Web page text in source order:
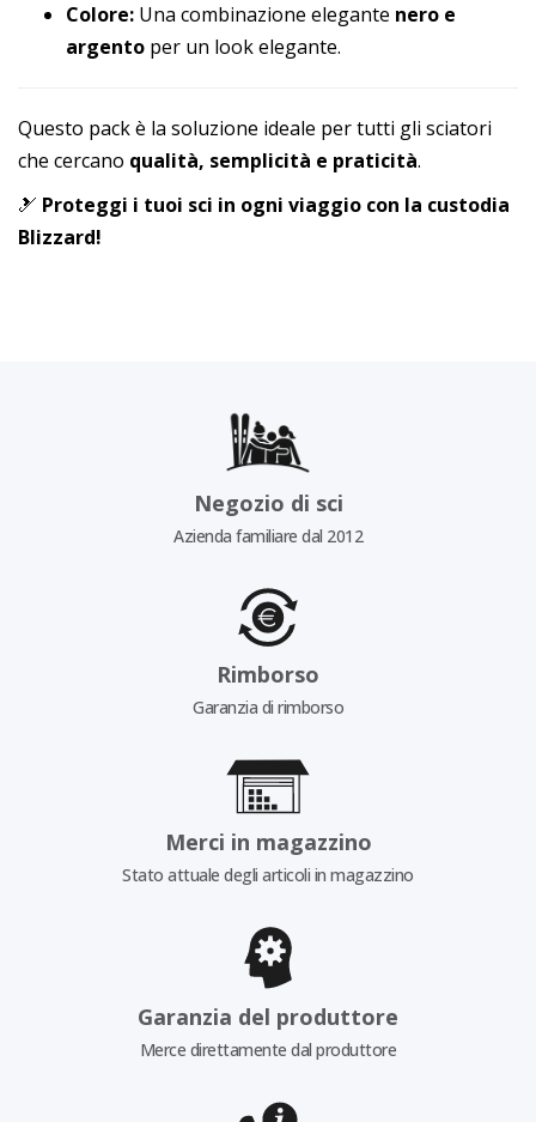
Colore: Una combinazione elegante nero e
argento per un look elegante.
Questo pack è la soluzione ideale per tutti gli sciatori
che cercano qualità, semplicità e praticità.
🎿 Proteggi i tuoi sci in ogni viaggio con la custodia
Blizzard!
Negozio di sci
Azienda familiare dal 2012
Rimborso
Garanzia di rimborso
Merci in magazzino
Stato attuale degli articoli in magazzino
Garanzia del produttore
Merce direttamente dal produttore